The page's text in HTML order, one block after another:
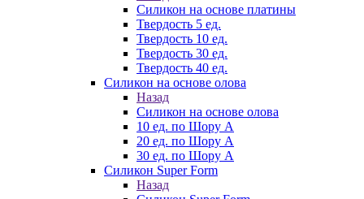
Силикон на основе платины
Твердость 5 ед.
Твердость 10 ед.
Твердость 30 ед.
Твердость 40 ед.
Силикон на основе олова
Назад
Силикон на основе олова
10 ед. по Шору А
20 ед. по Шору А
30 ед. по Шору А
Силикон Super Form
Назад